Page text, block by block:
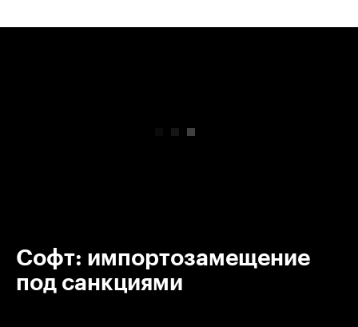
Софт: импортозамещение
под санкциями